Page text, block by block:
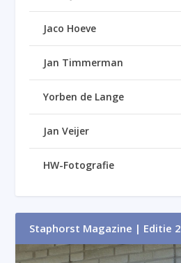
Jaco Hoeve
Jan Timmerman
Yorben de Lange
Jan Veijer
HW-Fotografie
Staphorst Magazine | Editie 2